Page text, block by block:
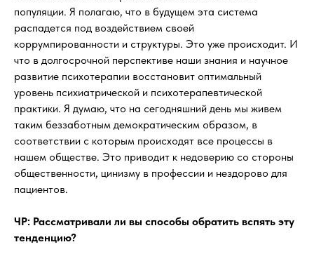
популяции. Я полагаю, что в будущем эта система
распадется под воздействием своей
коррумпированности и структуры. Это уже происходит. И
что в долгосрочной перспективе наши знания и научное
развитие психотерапии восстановит оптимальный
уровень психиатрической и психотерапевтической
практики. Я думаю, что на сегодняшний день мы живем
таким беззаботным демократическим образом, в
соответствии с которым происходят все процессы в
нашем обществе. Это приводит к недоверию со стороны
общественности, цинизму в профессии и нездорово для
пациентов.
ЧР: Рассматривали ли вы способы обратить вспять эту
тенденцию?